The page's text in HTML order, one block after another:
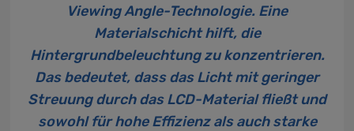
Viewing Angle-Technologie. Eine
Materialschicht hilft, die
Hintergrundbeleuchtung zu konzentrieren.
Das bedeutet, dass das Licht mit geringer
Streuung durch das LCD-Material fließt und
sowohl für hohe Effizienz als auch starke